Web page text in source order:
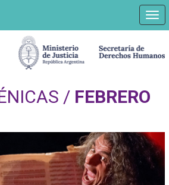
/ FEBRERO